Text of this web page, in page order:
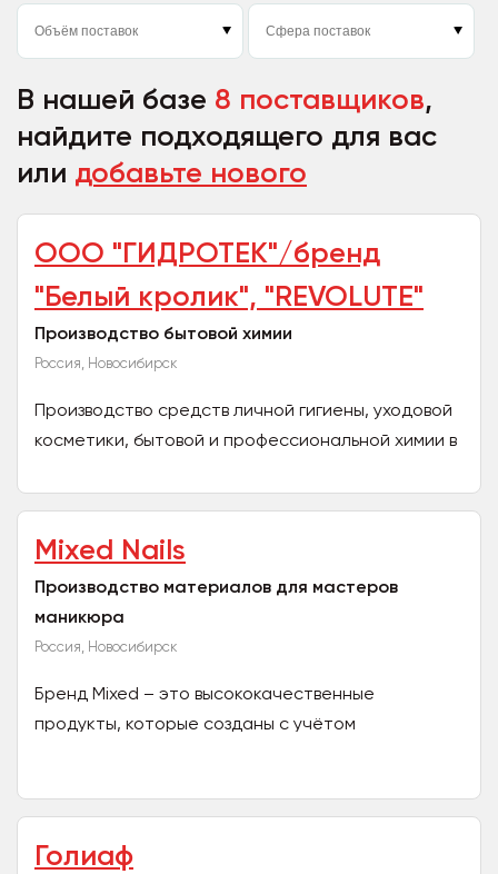
В нашей базе 8 поставщиков,
найдите подходящего для вас
или добавьте нового
ООО "ГИДРОТЕК"/бренд
"Белый кролик", "REVOLUTE"
Производство бытовой химии
Россия, Новосибирск
Производство средств личной гигиены, уходовой
косметики, бытовой и профессиональной химии в
20000...
Mixed Nails
Производство материалов для мастеров
маникюра
Россия, Новосибирск
Бренд Mixed – это высококачественные
продукты, которые созданы с учётом
Голиаф